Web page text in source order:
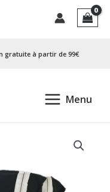
gratuite à partir de 99€
Menu